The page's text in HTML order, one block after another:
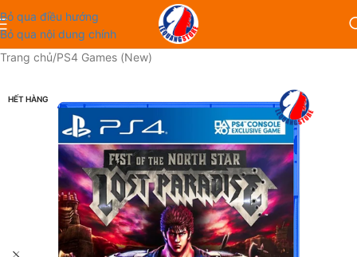
Bỏ qua điều hướng
Bỏ qua nội dung chính
Trang chủ/PS4 Games (New)
HẾT HÀNG